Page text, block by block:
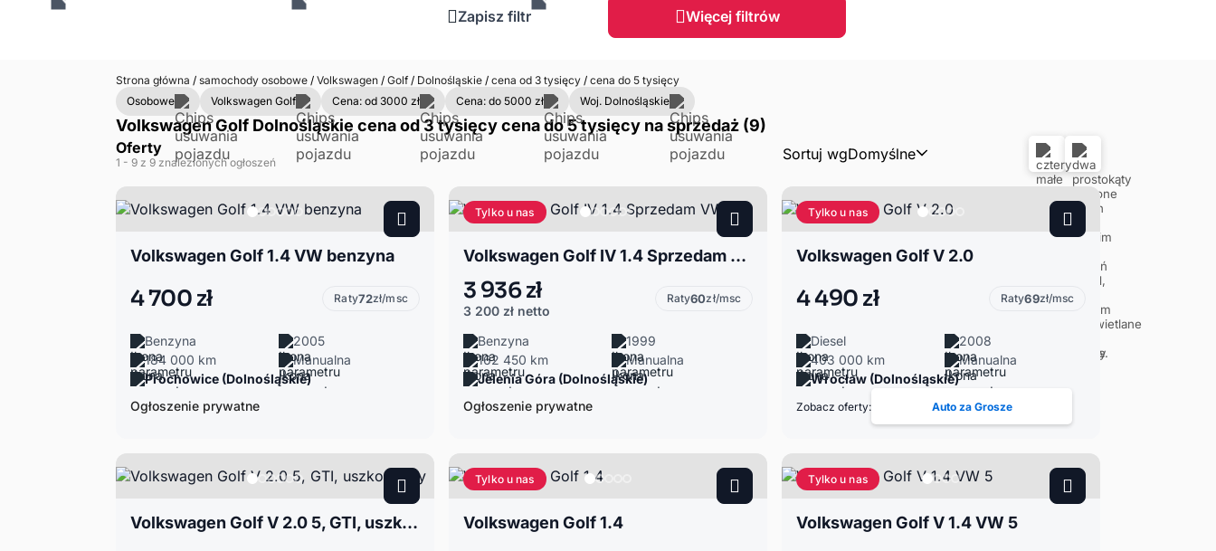
Zapisz filtr Więcej filtrów
Strona główna /samochody osobowe /Volkswagen /Golf/Dolnośląskie /cena od 3 tysięcy /cena do 5 tysięcy
Osobowe
Volkswagen Golf Cena: od 3000 zł Cena: do 5000 zł Woj. Dolnośląskie
Volkswagen Golf Dolnośląskie cena od 3 tysięcy cena do 5 tysięcy na sprzedaż (9)
Oferty
1 - 9 z 9 znalezionych ogłoszeń Sortuj wgDomyślne
Volkswagen Golf 1.4 VW benzyna
4 700 zł Raty72zł/msc
Benzyna
2005
184 000 km
Manualna
Prochowice (Dolnośląskie)
Ogłoszenie prywatne
Tylko u nas
Volkswagen Golf IV 1.4 Sprzedam VW
3 936 zł
3 200 zł netto
Raty60zł/msc
Benzyna
1999
162 450 km
Manualna
Jelenia Góra (Dolnośląskie)
Ogłoszenie prywatne
Tylko u nas
Volkswagen Golf V 2.0
4 490 zł Raty69zł/msc
Diesel
2008
403 000 km
Manualna
Wrocław (Dolnośląskie)
Zobacz oferty: Auto za Grosze
Volkswagen Golf V 2.0 5, GTI, uszkodzony
Tylko u nas
Volkswagen Golf 1.4
Tylko u nas
Volkswagen Golf V 1.4 VW 5